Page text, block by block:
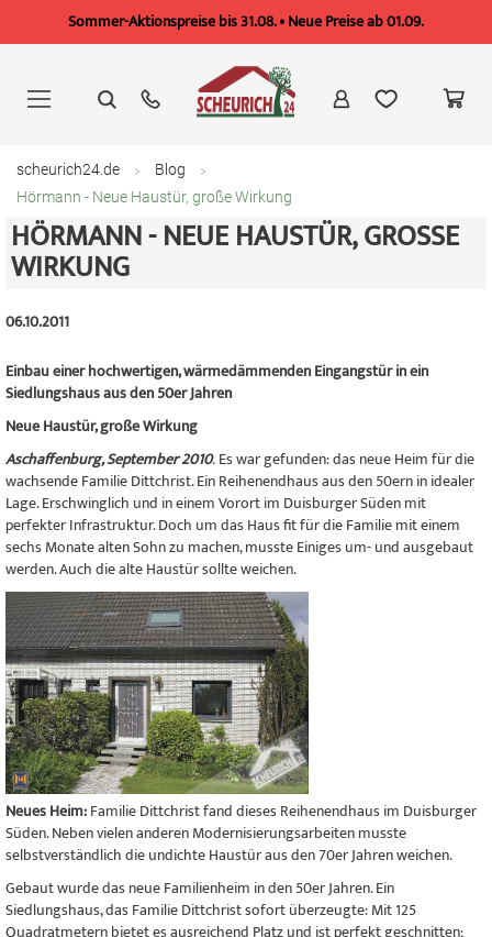
Sommer-Aktionspreise bis 31.08. • Neue Preise ab 01.09.
springen
scheurich24.de
Blog
Hörmann - Neue Haustür, große Wirkung
HÖRMANN - NEUE HAUSTÜR, GROSSE W
IRKUNG
06.10.2011
Einbau einer hochwertigen, wärmedämmenden Eingangstür in ein
Siedlungshaus aus den 50er Jahren
Neue Haustür, große Wirkung
Aschaffenburg, September 2010.Es war gefunden: das neue Heim für die
wachsende Familie Dittchrist. Ein Reihenendhaus aus den 50ern in idealer
Lage. Erschwinglich und in einem Vorort im Duisburger Süden mit
perfekter Infrastruktur. Doch um das Haus fit für die Familie mit einem
sechs Monate alten Sohn zu machen, musste Einiges um- und ausgebaut
werden. Auch die alte Haustür sollte weichen.
Neues Heim:Familie Dittchrist fand dieses Reihenendhaus im Duisburger
Süden. Neben vielen anderen Modernisierungsarbeiten musste
selbstverständlich die undichte Haustür aus den 70er Jahren weichen.
Gebaut wurde das neue Familienheim in den 50er Jahren. Ein
Siedlungshaus, das Familie Dittchrist sofort überzeugte: Mit 125
Quadratmetern bietet es ausreichend Platz und ist perfekt geschnitten;